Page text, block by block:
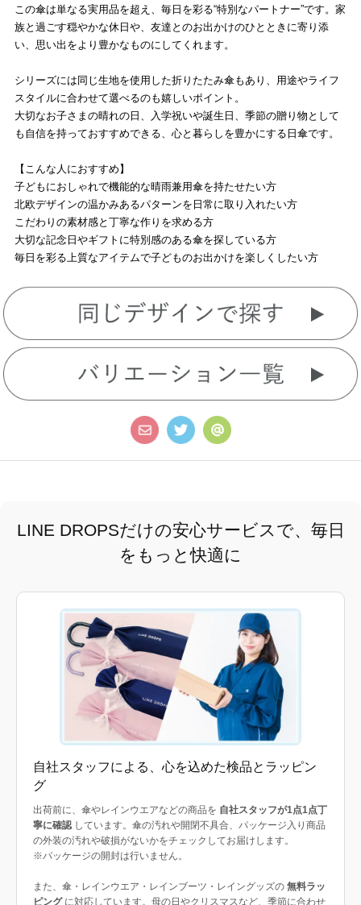
この傘は単なる実用品を超え、毎日を彩る“特別なパートナー”です。家
族と過ごす穏やかな休日や、友達とのお出かけのひとときに寄り添
い、思い出をより豊かなものにしてくれます。
シリーズには同じ生地を使用した折りたたみ傘もあり、用途やライフ
スタイルに合わせて選べるのも嬉しいポイント。
大切なお子さまの晴れの日、入学祝いや誕生日、季節の贈り物として
も自信を持っておすすめできる、心と暮らしを豊かにする日傘です。
【こんな人におすすめ】
子どもにおしゃれで機能的な晴雨兼用傘を持たせたい方
北欧デザインの温かみあるパターンを日常に取り入れたい方
こだわりの素材感と丁寧な作りを求める方
大切な記念日やギフトに特別感のある傘を探している方
毎日を彩る上質なアイテムで子どものお出かけを楽しくしたい方
LINE DROPSだけの安心サービスで、毎日
をもっと快適に
自社スタッフによる、心を込めた検品とラッピン
グ
出荷前に、傘やレインウエアなどの商品を 自社スタッフが1点1点丁
寧に確認 しています。傘の汚れや開閉不具合、パッケージ入り商品
の外装の汚れや破損がないかをチェックしてお届けします。
※パッケージの開封は行いません。
また、傘・レインウエア・レインブーツ・レイングッズの 無料ラッ
ピングに対応しています。母の日やクリスマスなど、季節に合わせ